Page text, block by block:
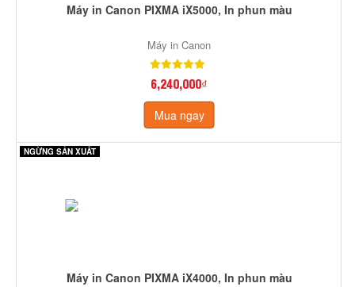
Máy in Canon PIXMA iX5000, In phun màu
Máy in Canon
6,240,000₫
Mua ngay
NGỪNG SẢN XUẤT
Máy in Canon PIXMA iX4000, In phun màu